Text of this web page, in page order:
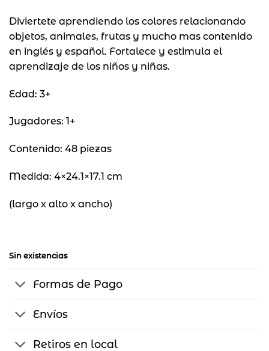
Diviertete aprendiendo los colores relacionando
objetos, animales, frutas y mucho mas contenido
en inglés y español. Fortalece y estimula el
aprendizaje de los niños y niñas.
Edad: 3+
Jugadores: 1+
Contenido: 48 piezas
Medida: 4×24.1×17.1 cm
(largo x alto x ancho)
Sin existencias
Formas de Pago
Envíos
Retiros en local